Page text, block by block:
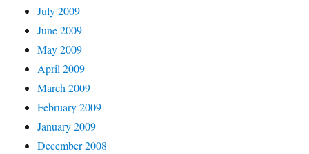
July 2009
June 2009
May 2009
April 2009
March 2009
February 2009
January 2009
December 2008